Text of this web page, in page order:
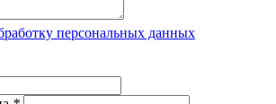
персональных данных